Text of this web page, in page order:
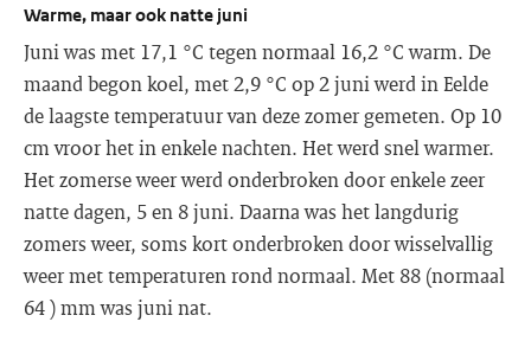
Warme, maar ook natte juni
Juni was met 17,1 °C tegen normaal 16,2 °C warm. De
maand begon koel, met 2,9 °C op 2 juni werd in Eelde
de laagste temperatuur van deze zomer gemeten. Op 10
cm vroor het in enkele nachten. Het werd snel warmer.
Het zomerse weer werd onderbroken door enkele zeer
natte dagen, 5 en 8 juni. Daarna was het langdurig
zomers weer, soms kort onderbroken door wisselvallig
weer met temperaturen rond normaal. Met 88 (normaal
64 ) mm was juni nat.